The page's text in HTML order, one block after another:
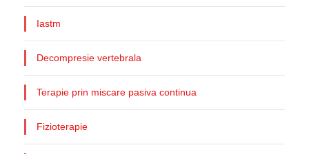
Iastm
Decompresie vertebrala
Terapie prin miscare pasiva continua
Fizioterapie